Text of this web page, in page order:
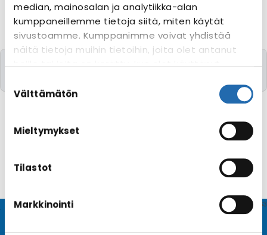
median, mainosalan ja analytiikka-alan
kumppaneillemme tietoja siitä, miten käytät
sivustoamme. Kumppanimme voivat yhdistää
näitä tietoja muihin tietoihin, joita olet antanut
evästeasetuksiesi hyväksyntää sivuston
linkistä.
valinta
Välttämätön
Mieltymykset
Tilastot
Markkinointi V4.1663